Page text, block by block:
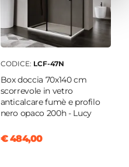
CODICE: LCF-47N
Box doccia 70x140 cm
scorrevole in vetro
anticalcare fumè e profilo
nero opaco 200h - Lucy
€ 484,00